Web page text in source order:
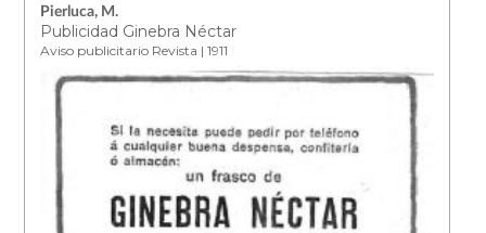
Pierluca, M.
Publicidad Ginebra Néctar
Aviso publicitario Revista | 1911